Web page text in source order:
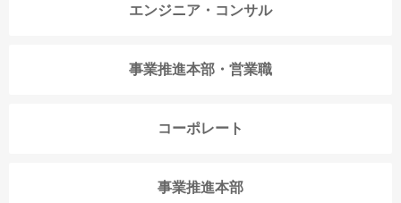
エンジニア・コンサル
事業推進本部・営業職
コーポレート
事業推進本部